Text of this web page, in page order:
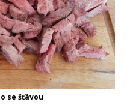
se šťávou